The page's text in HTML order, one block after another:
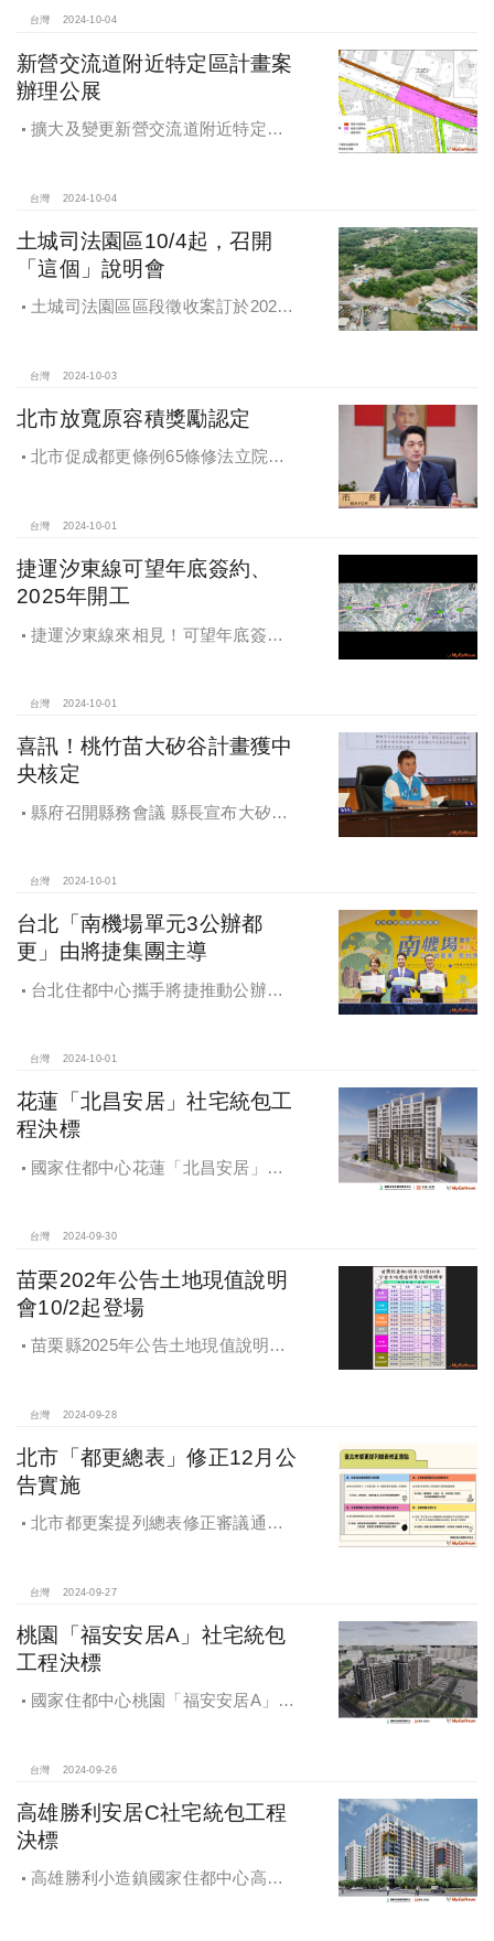
台灣 2024-10-04
新營交流道附近特定區計畫案
辦理公展
擴大及變更新營交流道附近特定區
台灣 2024-10-04
土城司法園區10/4起，召開
「這個」說明會
土城司法園區區段徵收案訂於2024
台灣 2024-10-03
北市放寬原容積獎勵認定
北市促成都更條例65條修法立院初
台灣 2024-10-01
捷運汐東線可望年底簽約、
2025年開工
捷運汐東線來相見！可望年底簽約
台灣 2024-10-01
喜訊！桃竹苗大矽谷計畫獲中
央核定
縣府召開縣務會議 縣長宣布大矽谷
台灣 2024-10-01
台北「南機場單元3公辦都
更」由將捷集團主導
台北住都中心攜手將捷推動公辦都
台灣 2024-10-01
花蓮「北昌安居」社宅統包工
程決標
國家住都中心花蓮「北昌安居」社
台灣 2024-09-30
苗栗202年公告土地現值說明
會10/2起登場
苗栗縣2025年公告土地現值說明會
台灣 2024-09-28
北市「都更總表」修正12月公
告實施
北市都更案提列總表修正審議通過
台灣 2024-09-27
桃園「福安安居A」社宅統包
工程決標
國家住都中心桃園「福安安居A」社
台灣 2024-09-26
高雄勝利安居C社宅統包工程
決標
高雄勝利小造鎮國家住都中心高雄